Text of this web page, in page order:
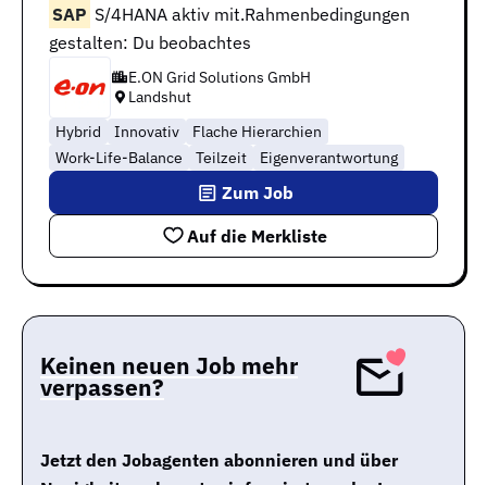
SAP S/4HANA aktiv mit.Rahmenbedingungen
gestalten: Du beobachtes
E.ON Grid Solutions GmbH
Landshut
Hybrid
Innovativ
Flache Hierarchien
Work-Life-Balance
Teilzeit Eigenverantwortung
Auf die Merkliste
Zum Job
Keinen neuen Job mehr
verpassen?
Jetzt den Jobagenten abonnieren und über